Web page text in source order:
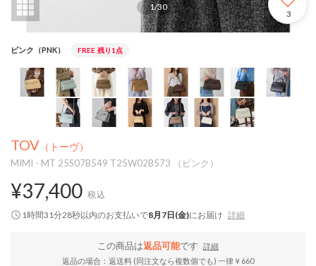
1/30
3
ピンク（PNK） FREE 残り1点
TOV （トーヴ）
MIMI - MT 25S07B549 T25W02B573 （ピンク）
¥37,400 税込
1時間31分27秒以内のお支払いで8月7日(金)にお届け 詳細
この商品は返品可能です
詳細
返品の場合：返送料 (同注文なら複数個でも) 一律￥660